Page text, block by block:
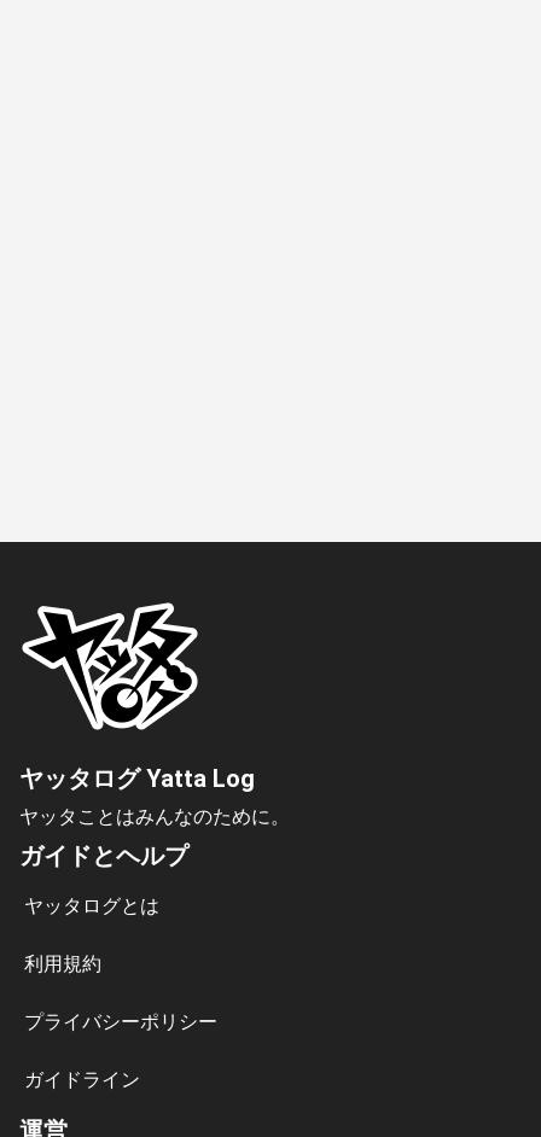
ヤッタログ Yatta Log
ヤッタことはみんなのために。
ガイドとヘルプ
ヤッタログとは
利用規約
プライバシーポリシー
ガイドライン